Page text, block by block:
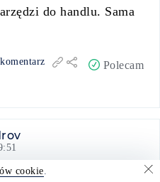
do handlu. Sama
Polecam
cookie.